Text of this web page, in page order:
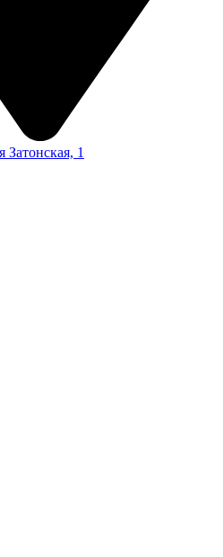
Затонская, 1